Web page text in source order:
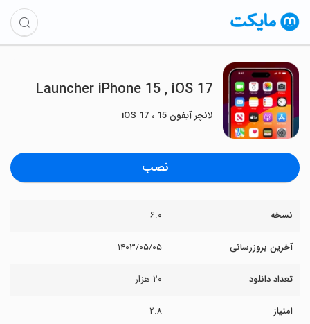
Launcher iPhone 15 , iOS 17
لانچر آیفون 15 ، iOS 17
نصب
نسخه ۶.۰
آخرین بروزرسانی ۱۴۰۳/۰۵/۰۵
تعداد دانلود ۲۰ هزار
امتیاز ۲.۸